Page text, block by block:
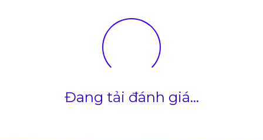
Đang tải đánh giá...